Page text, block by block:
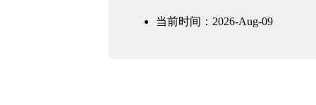
当前时间：2026-Aug-09